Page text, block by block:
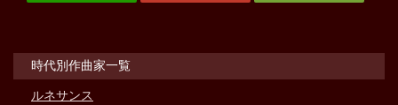
時代別作曲家一覧
ルネサンス